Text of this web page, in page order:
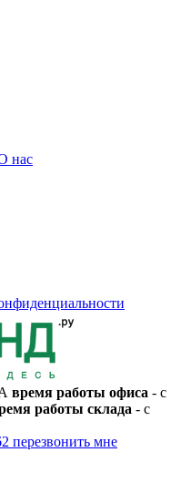
нас
время работы офиса - с
работы склада - с
перезвонить мне